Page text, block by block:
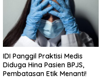
IDI Panggil Praktisi Medis
Diduga Hina Pasien BPJS,
Pembatasan Etik Menanti!